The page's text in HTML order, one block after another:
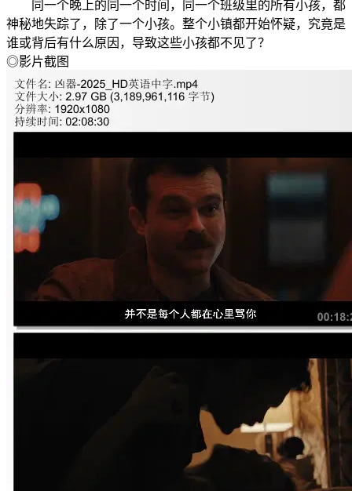
同一个晚上的同一个时间，同一个班级里的所有小孩，都
神秘地失踪了，除了一个小孩。整个小镇都开始怀疑，究竟是
谁或背后有什么原因，导致这些小孩都不见了？
◎影片截图